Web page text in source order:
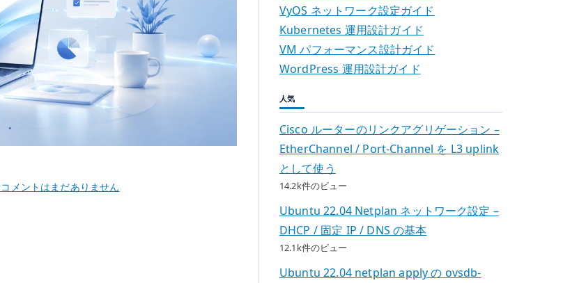
RFI/RFP
コメントはまだありません
VyOS ネットワーク設定ガイド
Kubernetes 運用設計ガイド
VM パフォーマンス設計ガイド
WordPress 運用設計ガイド
人気
Cisco ルーターのリンクアグリゲーション –
EtherChannel / Port-Channel を L3 uplink
として使う
14.2k件のビュー
Ubuntu 22.04 Netplan ネットワーク設定 –
DHCP / 固定 IP / DNS の基本
12.1k件のビュー
Ubuntu 22.04 netplan apply の ovsdb-